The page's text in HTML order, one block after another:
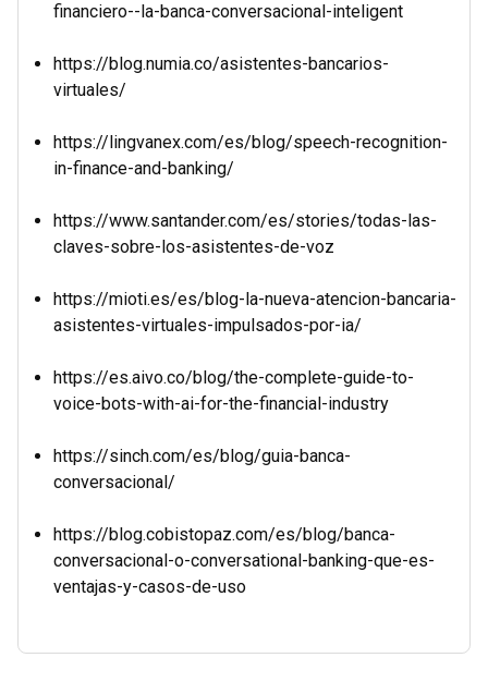
financiero--la-banca-conversacional-inteligent
https://blog.numia.co/asistentes-bancarios-
virtuales/
https://lingvanex.com/es/blog/speech-recognition-
in-finance-and-banking/
https://www.santander.com/es/stories/todas-las-
claves-sobre-los-asistentes-de-voz
https://mioti.es/es/blog-la-nueva-atencion-bancaria-
asistentes-virtuales-impulsados-por-ia/
https://es.aivo.co/blog/the-complete-guide-to-
voice-bots-with-ai-for-the-financial-industry
https://sinch.com/es/blog/guia-banca-
conversacional/
https://blog.cobistopaz.com/es/blog/banca-
conversacional-o-conversational-banking-que-es-
ventajas-y-casos-de-uso